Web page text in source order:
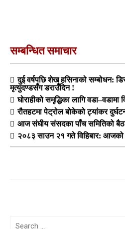
सम्बन्धित समाचार
दुई वर्षपछि शेख हसिनाको सम्बोधन:
मृत्युदण्डसँग डराउँदिन !
घोराहीको समृद्धिका लागि
रौतहटमा पेट्रोल बोकेको ट्यांकर
आज संघीय संसदका पाँच समितिको
२०८३ साउन २१ गते विहिबार: आजको
Search